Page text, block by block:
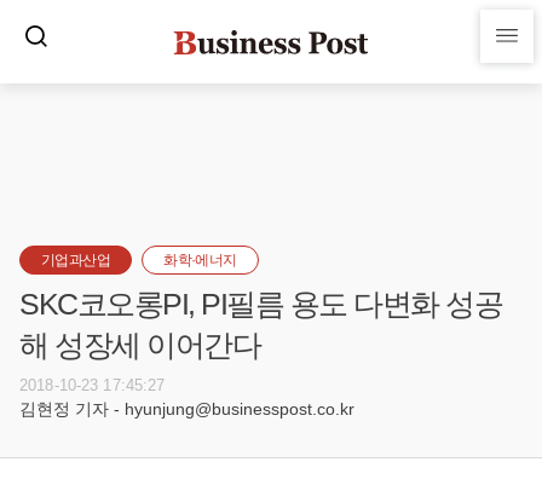
기업과산업 화학·에너지
SKC코오롱PI, PI필름 용도 다변화 성공
해 성장세 이어간다
2018-10-23 17:45:27
김현정 기자 - hyunjung@businesspost.co.kr